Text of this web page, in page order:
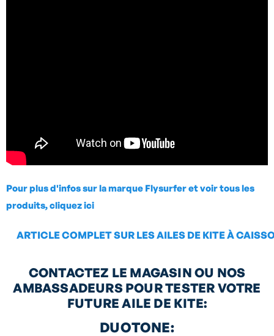
Pour plus d'infos sur la marque Flysurferet voir tous les
produits, cliquez ici
ARTICLE COMPLET SUR LES AILES DE KITE À
CONTACTEZ LE MAGASIN OU NOS
AMBASSADEURS POUR TESTER VOTRE
FUTURE AILE DE KITE:
DUOTONE: